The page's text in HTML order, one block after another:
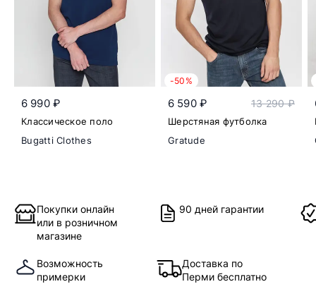
6 990 ₽
Классическое поло
Bugatti Clothes
-50%
6 590 ₽ 13 290 ₽
Шерстяная футболка
Gratude
Покупки онлайн
или в розничном
магазине
90 дней гарантии
Возможность
примерки
Доставка по
Перми бесплатно